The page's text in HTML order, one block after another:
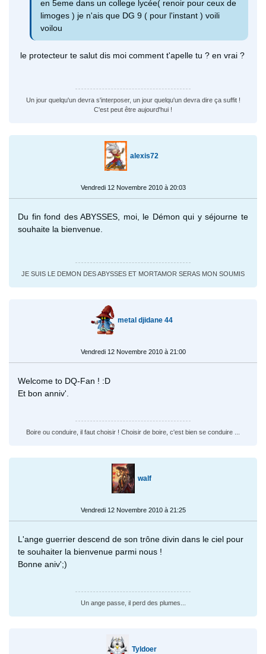
en 5eme dans un college lycée( renoir pour ceux de
limoges ) je n'ais que DG 9 ( pour l'instant ) voili
voilou
le protecteur te salut dis moi comment t'apelle tu ? en vrai ?
Un jour quelqu'un devra s'interposer, un jour quelqu'un devra dire ça suffit !
C'est peut être aujourd'hui !
alexis72
Vendredi 12 Novembre 2010 à 20:03
Du fin fond des ABYSSES, moi, le Démon qui y séjourne te
souhaite la bienvenue.
JE SUIS LE DEMON DES ABYSSES ET MORTAMOR SERAS MON SOUMIS
metal djidane 44
Vendredi 12 Novembre 2010 à 21:00
Welcome to DQ-Fan ! :D
Et bon anniv'.
Boire ou conduire, il faut choisir ! Choisir de boire, c'est bien se conduire ...
walf
Vendredi 12 Novembre 2010 à 21:25
L'ange guerrier descend de son trône divin dans le ciel pour
te souhaiter la bienvenue parmi nous !
Bonne aniv';)
Un ange passe, il perd des plumes...
Tyldoer